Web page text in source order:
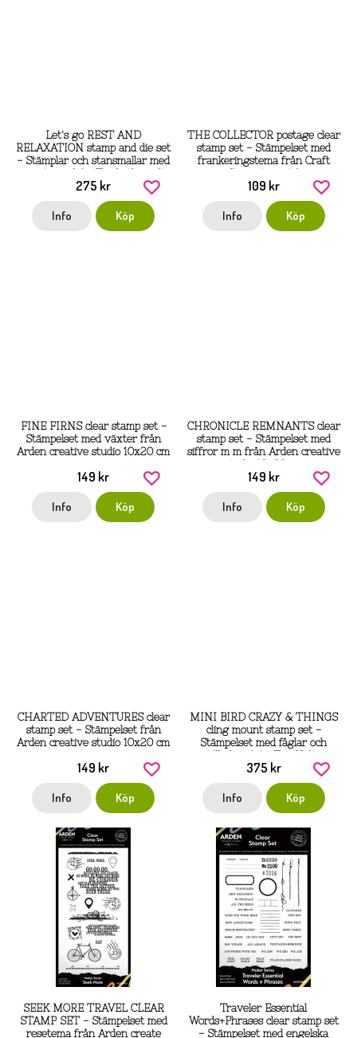
Let's go REST AND
RELAXATION stamp and die set
- Stämplar och stansmallar med
resetema från Elizabeth craft
designs 16x28 cm
275 kr
Info Köp
THE COLLECTOR postage clear
stamp set - Stämpelset med
frankeringstema från Craft
Consortium A6
109 kr
Info Köp
FINE FIRNS clear stamp set -
Stämpelset med växter från
Arden creative studio 10x20 cm
149 kr
Info Köp
CHRONICLE REMNANTS clear
stamp set - Stämpelset med
siffror m m från Arden creative
studio 10x20 cm
149 kr
Info Köp
CHARTED ADVENTURES clear
stamp set - Stämpelset från
Arden creative studio 10x20 cm
149 kr
Info Köp
MINI BIRD CRAZY & THINGS
cling mount stamp set -
Stämpelset med fåglar och
Stamper's anonymous
375 kr
Info Köp
SEEK MORE TRAVEL CLEAR
STAMP SET - Stämpelset med
resetema från Arden create
Traveler Essential
Words+Phrases clear stamp set
- Stämpelset med engelska